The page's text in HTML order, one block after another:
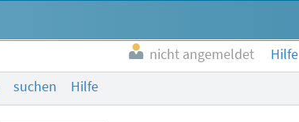
nicht angemeldet Hilfe
suchen Hilfe